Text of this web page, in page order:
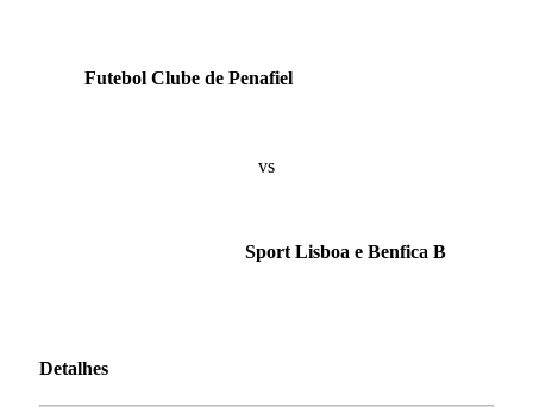
Futebol Clube de Penafiel
vs
Sport Lisboa e Benfica B
Detalhes